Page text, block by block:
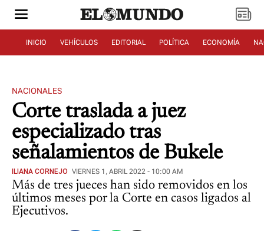
INICIO VEHÍCULOS EDITORIAL POLÍTICA ECONOMÍA
NACIONALES
Corte traslada a juez
especializado tras
señalamientos de Bukele
ILIANA CORNEJO VIERNES 1, ABRIL 2022 - 10:00 AM
Más de tres jueces han sido removidos en los
últimos meses por la Corte en casos ligados al
Ejecutivos.